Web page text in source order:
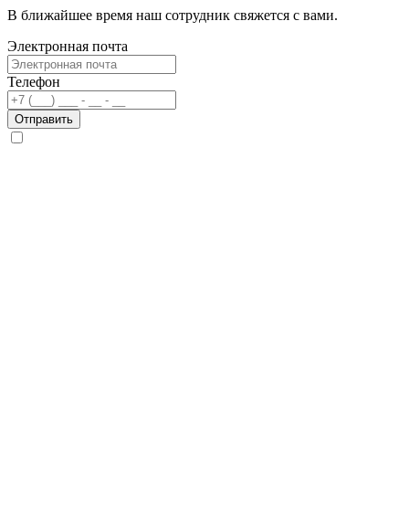
В ближайшее время наш сотрудник свяжется с вами.
Электронная почта
Телефон
Отправить